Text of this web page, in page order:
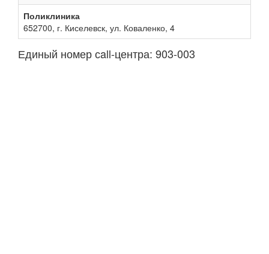
Поликлиника
652700, г. Киселевск, ул. Коваленко, 4
Единый номер сall-центра: 903-003